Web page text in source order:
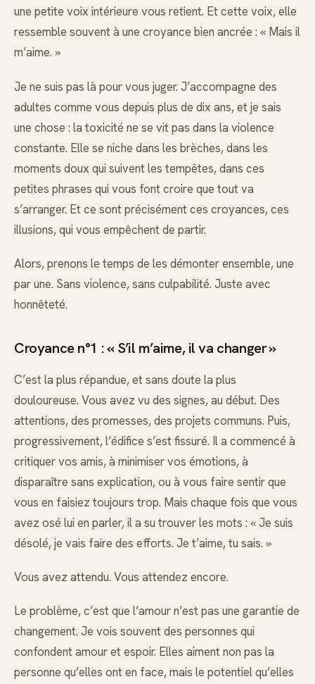
une petite voix intérieure vous retient. Et cette voix, elle
ressemble souvent à une croyance bien ancrée : « Mais il
m’aime. »
Je ne suis pas là pour vous juger. J’accompagne des
adultes comme vous depuis plus de dix ans, et je sais
une chose : la toxicité ne se vit pas dans la violence
constante. Elle se niche dans les brèches, dans les
moments doux qui suivent les tempêtes, dans ces
petites phrases qui vous font croire que tout va
s’arranger. Et ce sont précisément ces croyances, ces
illusions, qui vous empêchent de partir.
Alors, prenons le temps de les démonter ensemble, une
par une. Sans violence, sans culpabilité. Juste avec
honnêteté.
Croyance n°1 : « S’il m’aime, il va changer »
C’est la plus répandue, et sans doute la plus
douloureuse. Vous avez vu des signes, au début. Des
attentions, des promesses, des projets communs. Puis,
progressivement, l’édifice s’est fissuré. Il a commencé à
critiquer vos amis, à minimiser vos émotions, à
disparaître sans explication, ou à vous faire sentir que
vous en faisiez toujours trop. Mais chaque fois que vous
avez osé lui en parler, il a su trouver les mots : « Je suis
désolé, je vais faire des efforts. Je t’aime, tu sais. »
Vous avez attendu. Vous attendez encore.
Le problème, c’est que l’amour n’est pas une garantie de
changement. Je vois souvent des personnes qui
confondent amour et espoir. Elles aiment non pas la
personne qu’elles ont en face, mais le potentiel qu’elles